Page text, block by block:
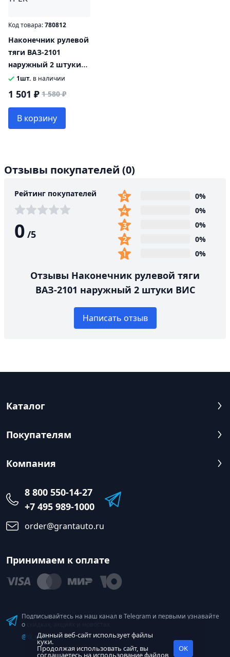
Код товара:780812
Наконечник рулевой
тяги ВАЗ-2101
наружный 2 штуки
комплект ТРЕК
1шт. в наличии
1 501 ₽ 1 580 ₽
В корзину
Отзывы покупателей (0)
Рейтинг покупателей
0 /5
0%
0%
0%
0%
0%
Отзывы Наконечник рулевой тяги
ВАЗ-2101 наружный 2 штуки ВИС
Написать отзыв
Каталог
Покупателям
Компания
8 800 550-14-27
+7 495 989-1000
order@grantauto.ru
Принимаем к оплате
Подписывайтесь на наш канал в Telegram и первыми узнавайте
о скидках, акциях и новостях
@tk_grantДанный веб-сайт использует файлы
куки.
Продолжая использовать сайт, вы
соглашаетесь на использованиефайлов
OK